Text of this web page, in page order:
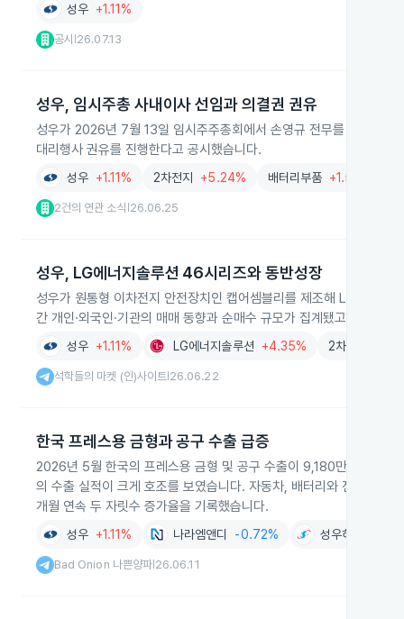
성우 +1.11%
공시 26.07.13
성우, 임시주총 사내이사 선임과 의결권 권유
성우가 2026년 7월 13일 임시주주총회에서 손영규 전무를 사내이
대리행사 권유를 진행한다고 공시했습니다.
성우 +1.11% 2차전지 +5.24% 배터리부품 +1.56%
2건의 연관 소식 26.06.25
성우, LG에너지솔루션 46시리즈와 동반성장
성우가 원통형 이차전지 안전장치인 캡어셈블리를 제조해 LG에너
간 개인·외국인·기관의 매매 동향과 순매수 규모가 집계됐고 연결 기
성우 +1.11% LG에너지솔루션 +4.35% 2차전지
석학들의 마켓 (인)사이트 26.06.22
한국 프레스용 금형과 공구 수출 급증
2026년 5월 한국의 프레스용 금형 및 공구 수출이 9,180만 달러를
의 수출 실적이 크게 호조를 보였습니다. 자동차, 배터리와 전자부품
개월 연속 두 자릿수 증가율을 기록했습니다.
성우 +1.11% 나라엠앤디 -0.72% 성우하이텍
Bad Onion 나쁜양파| 26.06.11